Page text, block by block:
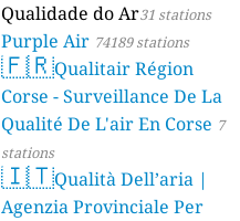
Qualidade do Ar31 stations
Purple Air 74189 stations
🇫🇷Qualitair Région
Corse - Surveillance De La
Qualité De L'air En Corse 7
stations
🇮🇹Qualità Dell’aria |
Agenzia Provinciale Per